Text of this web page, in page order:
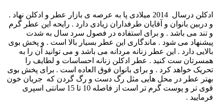
ادکلن درسال 2014 میلادی پا به عرصه ی بازار عطر و ادکلن نهاد .
و دربین بانوان و آقایان طرفداران زیادی دارد . رایحه این عطر گرم
و تند می باشد . و برای استفاده در فصول سرد سال به شدت
پیشنهاد می ‌شود . ماندگاری این عطر بسیار بالا است . و پخش بوی
بالایی دارد . این عطر زنانه مردانه می باشد و می توانید آن را به
همسرتان ست کنید . عطر ادکلن زنانه احساسات و لطایف را
تحریک خواهد کرد . و برای بانوان فوق العاده است . برای پخش بوی
بهتر عطر در محل هایی مثل رگ دست و رگ گردن که جریان خون
قوی تر و پوست گرم تر است از فاصله 10 تا 15 سانتی اسپری
فرمایید .